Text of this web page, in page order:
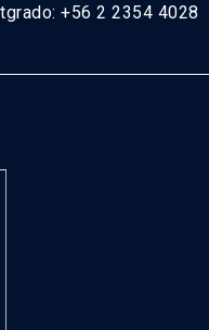
+56 2 2354 4028